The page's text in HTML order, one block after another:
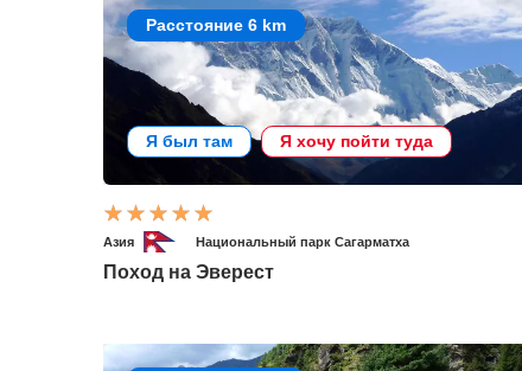
Расстояние 6 km
Я был там Я хочу пойти туда
Азия Национальный парк Сагарматха
Поход на Эверест